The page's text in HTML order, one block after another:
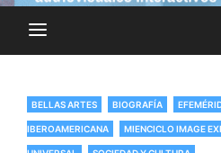
BELLAS ARTES BIOGRAFÍA
IBEROAMERICANA MIENCICLO IMAGE